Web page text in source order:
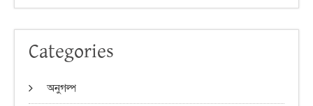
Categories
অনুগল্প